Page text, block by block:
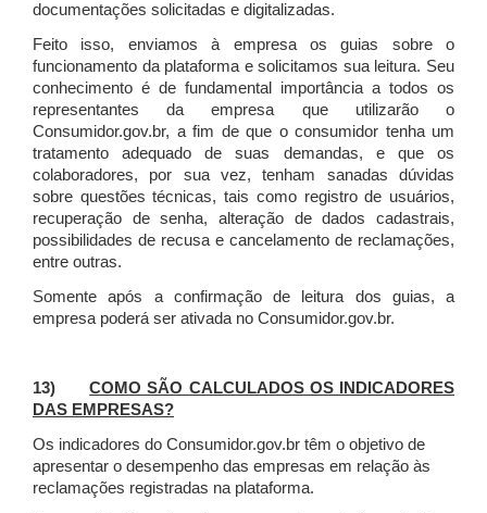
documentações solicitadas e digitalizadas.
Feito isso, enviamos à empresa os guias sobre o
funcionamento da plataforma e solicitamos sua leitura. Seu
conhecimento é de fundamental importância a todos os
representantes da empresa que utilizarão o
Consumidor.gov.br, a fim de que o consumidor tenha um
tratamento adequado de suas demandas, e que os
colaboradores, por sua vez, tenham sanadas dúvidas
sobre questões técnicas, tais como registro de usuários,
recuperação de senha, alteração de dados cadastrais,
possibilidades de recusa e cancelamento de reclamações,
entre outras.
Somente após a confirmação de leitura dos guias, a
empresa poderá ser ativada no Consumidor.gov.br.
13)COMO SÃO CALCULADOS OS INDICADORES
DAS EMPRESAS?
Os indicadores do Consumidor.gov.br têm o objetivo de
apresentar o desempenho das empresas em relação às
reclamações registradas na plataforma.